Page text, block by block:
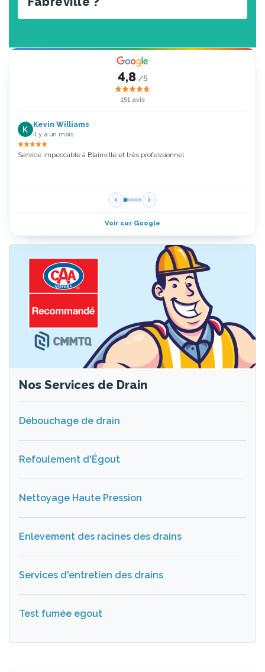
4,8 /5
151 avis
Kevin Williams
il y a un mois
Service impeccable à Blainville et très professionnel
Voir sur Google
Nos Services de Drain
Débouchage de drain
Refoulement d'Égout
Nettoyage Haute Pression
Enlevement des racines des drains
Services d'entretien des drains
Test fumée egout